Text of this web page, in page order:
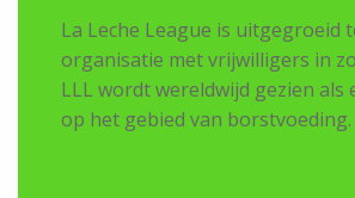
La Leche League is uitgegroeid
organisatie met vrijwilligers in
LLL wordt wereldwijd gezien
op het gebied van borstvoeding.